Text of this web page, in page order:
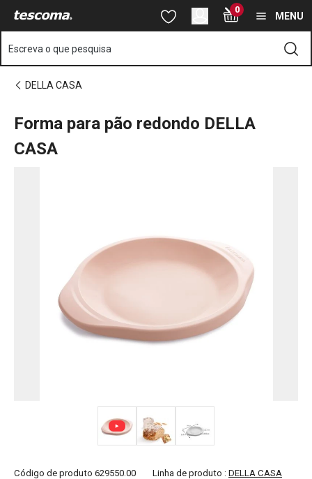
Está na página Forma para pão redondo DELLA CASA
Saltar para o conteúdo principal
Saltar para a pesquisa
Saltar para a navegação 0
MENU
Escreva o que pesquisa
DELLA CASA
Forma para pão redondo DELLA
CASA
Código de produto 629550.00 Linha de produto : DELLA CASA